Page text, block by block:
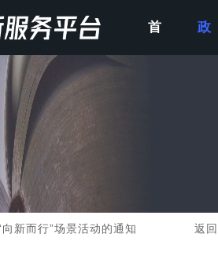
首 政
向新而行”场景活动的通知 返回